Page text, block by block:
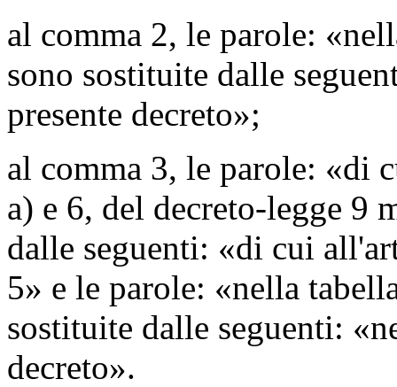
al comma 2, le parole:
sono sostituite dalle
presente decreto»;
al comma 3, le parole: «di
a) e 6, del decreto-legge 9
dalle seguenti: «di cui
5» e le parole: «nella
sostituite dalle seguenti:
decreto».